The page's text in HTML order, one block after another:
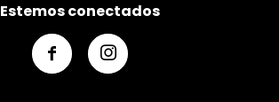
Estemos conectados
 